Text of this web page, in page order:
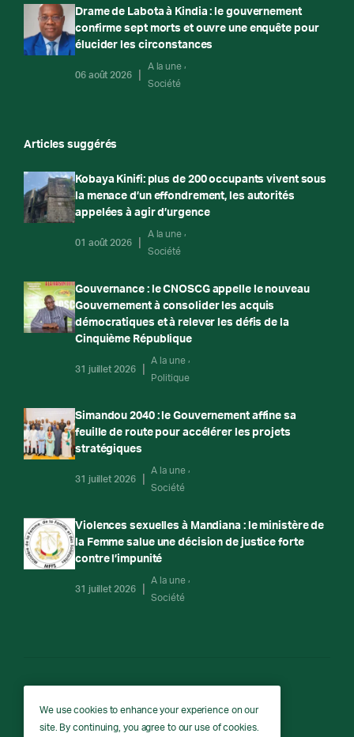
Drame de Labota à Kindia : le gouvernement
confirme sept morts et ouvre une enquête pour
élucider les circonstances
06 août 2026
A la une
Société
Articles suggérés
Kobaya Kinifi: plus de 200 occupants vivent sous
la menace d’un effondrement, les autorités
appelées à agir d’urgence
01 août 2026
A la une
Société
Gouvernance : le CNOSCG appelle le nouveau
Gouvernement à consolider les acquis
démocratiques et à relever les défis de la
Cinquième République
31 juillet 2026
A la une
Politique
Simandou 2040 : le Gouvernement affine sa
feuille de route pour accélérer les projets
stratégiques
31 juillet 2026
A la une
Société
Violences sexuelles à Mandiana : le ministère de
la Femme salue une décision de justice forte
contre l’impunité
31 juillet 2026
A la une
Société
RTG
We use cookies to enhance your experience on our
site. By continuing, you agree to our use of cookies.